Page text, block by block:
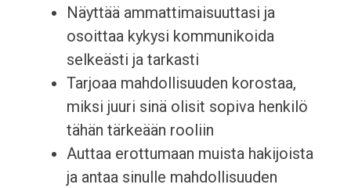
Näyttää ammattimaisuuttasi ja
osoittaa kykysi kommunikoida
selkeästi ja tarkasti
Tarjoaa mahdollisuuden korostaa,
miksi juuri sinä olisit sopiva henkilö
tähän tärkeään rooliin
Auttaa erottumaan muista hakijoista
ja antaa sinulle mahdollisuuden